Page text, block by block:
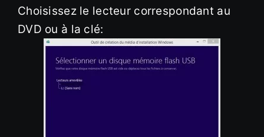
Choisissez le lecteur correspondant au
DVD ou à la clé: